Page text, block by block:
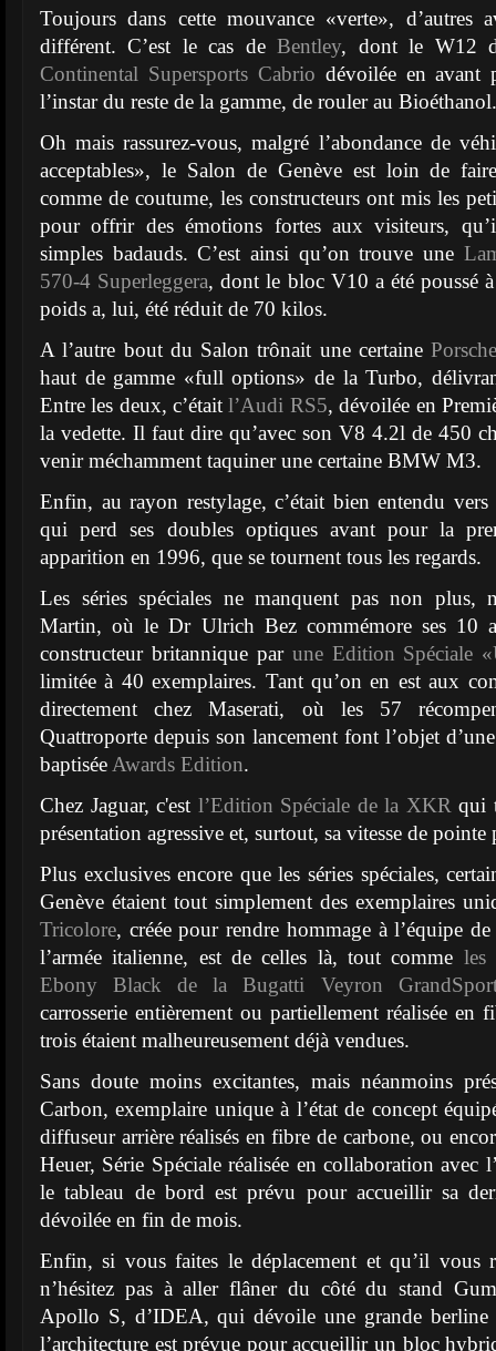
Toujours dans cette mouvance «verte», d’autres
différent. C’est le cas deBentley, dont le W12
Continental Supersports Cabrio dévoilée en avant
l’instar du reste de la gamme, de rouler au Bioéthanol.
Oh mais rassurez-vous, malgré l’abondance de
acceptables», le Salon de Genève est loin de
comme de coutume, les constructeurs ont mis les
pour offrir des émotions fortes aux visiteurs,
simples badauds. C’est ainsi qu’on trouve une
570-4 Superleggera, dont le bloc V10 a été poussé
poids a, lui, été réduit de 70 kilos.
A l’autre bout du Salon trônait une certaine
haut de gamme «full options» de la Turbo,
Entre les deux, c’étaitl’Audi RS5, dévoilée en
la vedette. Il faut dire qu’avec son V8 4.2l de 450
venir méchamment taquiner une certaine BMW M3.
Enfin, au rayon restylage, c’était bien entendu
qui perd ses doubles optiques avant pour la
apparition en 1996, que se tournent tous les regards.
Les séries spéciales ne manquent pas non plus,
Martin, où le Dr Ulrich Bez commémore ses 10
constructeur britannique par une Edition Spéciale
limitée à 40 exemplaires. Tant qu’on en est aux
directement chez Maserati, où les 57
Quattroporte depuis son lancement font l’objet
baptisée Awards Edition.
Chez Jaguar, c'est l’Edition Spéciale de la XKRqui
présentation agressive et, surtout, sa vitesse de
Plus exclusives encore que les séries spéciales,
Genève étaient tout simplement des exemplaires
Tricolore, créée pour rendre hommage à l’équipe
l’armée italienne, est de celles là, tout comme les
Ebony Black de la Bugatti Veyron
carrosserie entièrement ou partiellement réalisée en
trois étaient malheureusement déjà vendues.
Sans doute moins excitantes, mais néanmoins
Carbon, exemplaire unique à l’état de concept
diffuseur arrière réalisés en fibre de carbone, ou
Heuer, Série Spéciale réalisée en collaboration avec
le tableau de bord est prévu pour accueillir sa
dévoilée en fin de mois.
Enfin, si vous faites le déplacement et qu’il vous
n’hésitez pas à aller flâner du côté du stand
Apollo S, d’IDEA, qui dévoile une grande berline
l’architecture est prévue pour accueillir un bloc